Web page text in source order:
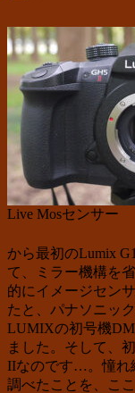
Live Mosセンサー
から最初のLumix
て、ミラー機構を
的にイメージセン
たと、パナソニッ
LUMIXの初号機
ました。そして、
IIなのです…。憧れ
調べたことを、こ